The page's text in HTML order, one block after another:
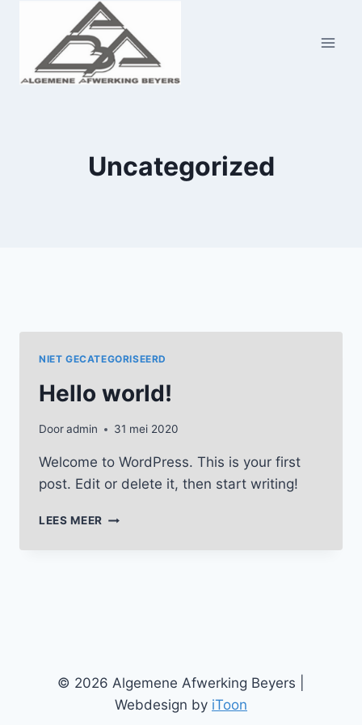
Uncategorized
NIET GECATEGORISEERD
Hello world!
Dooradmin 31 mei 2020
Welcome to WordPress. This is your first
post. Edit or delete it, then start writing!
LEES MEER HELLO
© 2026 Algemene Afwerking Beyers |
Webdesign by iToon